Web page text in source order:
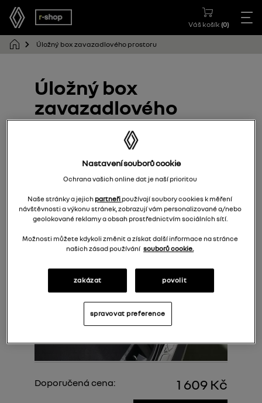
Váš košík (0)
Úložný box zavazadlového prostoru
Úložný box
zavazadlového
prostoru
Doporučená cena: 1 609 Kč
Nastavení souborů cookie
Ochrana vašich online dat je naší prioritou
Naše stránky a jejich partneři používají soubory cookies k měření
návštěvnosti a výkonu stránek, zobrazují vám personalizované a/nebo
geolokované reklamy a obsah prostřednictvím sociálních sítí.
Možnosti můžete kdykoli změnit a získat další informace na stránce
našich zásad používání souborů cookie.
zakázat povolit
spravovat preference